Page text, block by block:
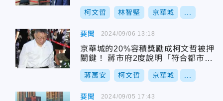
必要
柯文哲 林智堅 京華城
要聞
京華城的20%容積獎勵成柯文哲被押
關鍵！ 蔣市府2度說明「符合都市計
畫法程序」
蔣萬安 柯文哲 京華城
2024/09/06 13:18
要聞 2024/09/05 17:43